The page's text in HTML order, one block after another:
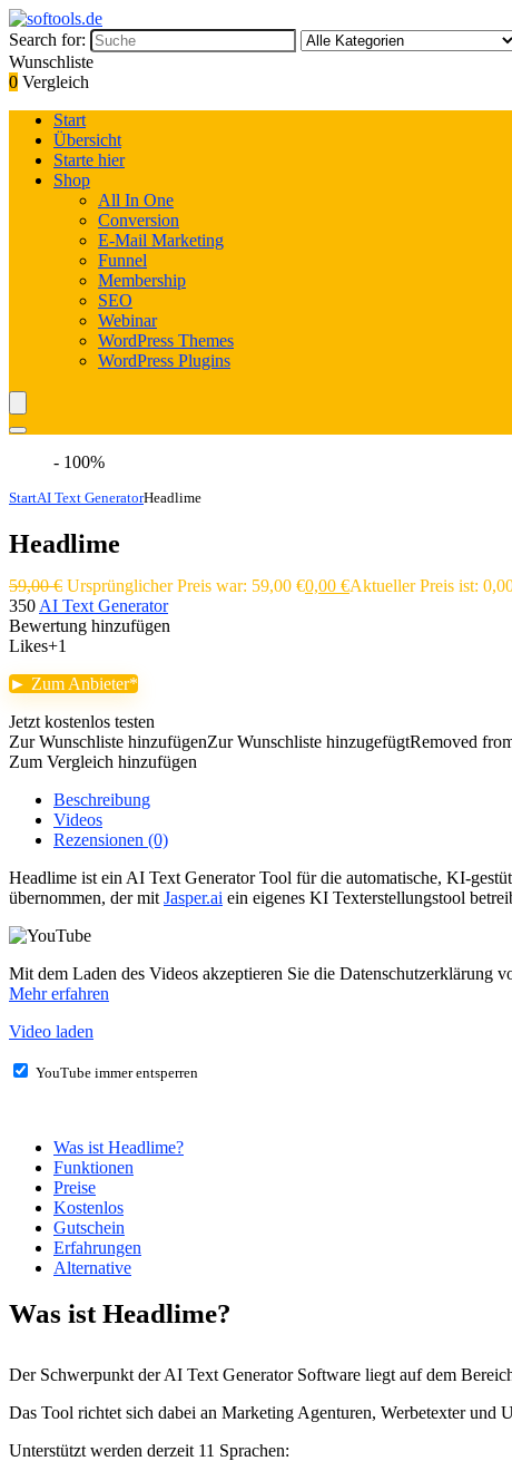
Search for:
Wunschliste
0 Vergleich
Start
Übersicht
Starte hier
Shop
All In One
Conversion
E-Mail Marketing
Funnel
Membership
SEO
Webinar
WordPress Themes
WordPress Plugins
- 100%
StartAI Text GeneratorHeadlime
Headlime
59,00€ Ursprünglicher Preis war: 59,00 €0,00 €Aktueller Preis ist:
350 AI Text Generator
Bewertung hinzufügen
Likes+1
► Zum Anbieter
Jetzt kostenlos testen
Zur Wunschliste hinzufügenZur Wunschliste hinzugefügtRemoved
Zum Vergleich hinzufügen
Beschreibung
Videos
Rezensionen (0)
Headlime ist ein AI Text Generator Tool für die automatische, KI-
übernommen, der mit Jasper.ai ein eigenes KI Texterstellungstool
Mit dem Laden des Videos akzeptieren Sie die Datenschutzerklärung
Mehr erfahren
Video laden
YouTube immer entsperren
Was ist Headlime?
Funktionen
Preise
Kostenlos
Gutschein
Erfahrungen
Alternative
Was ist Headlime?
Der Schwerpunkt der AI Text Generator Software liegt auf dem
Das Tool richtet sich dabei an Marketing Agenturen, Werbetexter und
Unterstützt werden derzeit 11 Sprachen: